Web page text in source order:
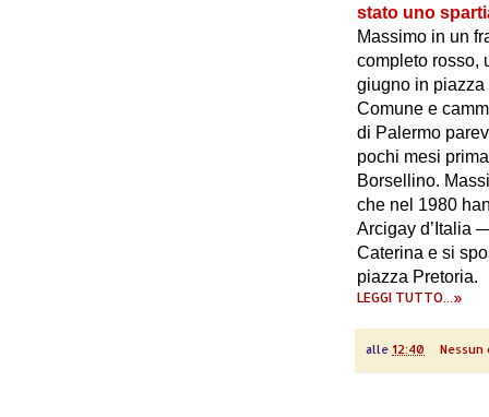
stato uno
Massimo in un
completo rosso,
giugno in piazza
Comune e
di Palermo
pochi mesi
Borsellino.
che nel 1980
Arcigay d’Italia
Caterina e si
piazza Pretoria.
LEGGI TUTTO...»
alle 12:40 Nessun